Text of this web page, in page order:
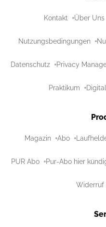
Kontakt Über Uns
Nutzungsbedingungen
Datenschutz Privacy
Praktikum
Magazin Abo
PUR Abo Pur-Abo hier
Widerruf